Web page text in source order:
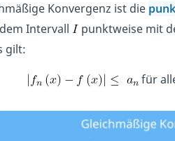
Konvergenz ist die
Intervall punktweise mit
gilt:
für